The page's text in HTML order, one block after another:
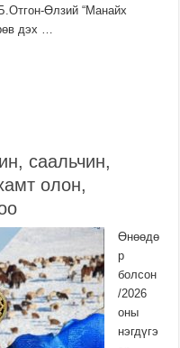
Өлзий “Манайх
дэх …
саальчин,
олон,
Өнөөдө
р
болсон
/2026
оны
нэгдүгэ